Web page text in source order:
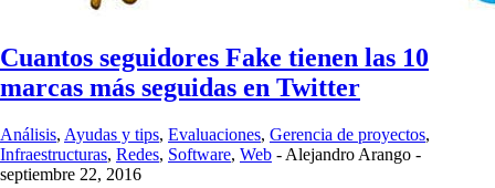
Cuantos seguidores Fake tienen las 10
marcas más seguidas en Twitter
Análisis, Ayudas y tips, Evaluaciones, Gerencia de proyectos,
Infraestructuras, Redes, Software, Web - Alejandro Arango -
septiembre 22, 2016